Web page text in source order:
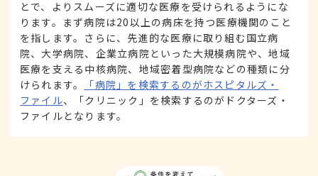
とで、よりスムーズに適切な医療を受けられるようにな
ります。まず病院は20以上の病床を持つ医療機関のこと
を指します。さらに、先進的な医療に取り組む国立病
院、大学病院、企業立病院といった大規模病院や、地域
医療を支える中核病院、地域密着型病院などの種類に分
けられます。
「病院」を検索するのがホスピタルズ・
ファイル、「クリニック」を検索するのがドクターズ・
ファイルとなります。